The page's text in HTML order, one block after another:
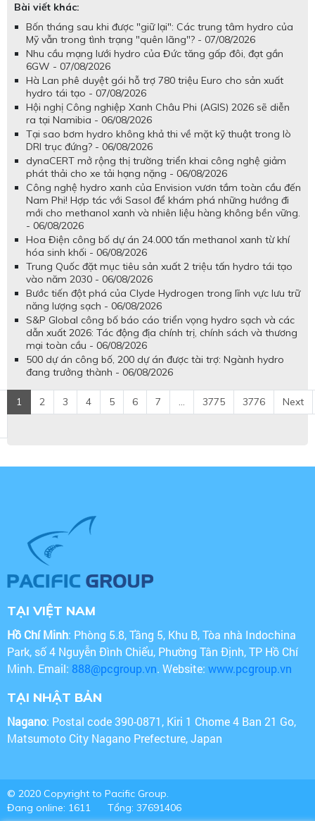
Bài viết khác:
Bốn tháng sau khi được "giữ lại": Các trung tâm hydro của
Mỹ vẫn trong tình trạng "quên lãng"? - 07/08/2026
Nhu cầu mạng lưới hydro của Đức tăng gấp đôi, đạt gần
6GW - 07/08/2026
Hà Lan phê duyệt gói hỗ trợ 780 triệu Euro cho sản xuất
hydro tái tạo - 07/08/2026
Hội nghị Công nghiệp Xanh Châu Phi (AGIS) 2026 sẽ diễn
ra tại Namibia - 06/08/2026
Tại sao bơm hydro không khả thi về mặt kỹ thuật trong lò
DRI trục đứng? - 06/08/2026
dynaCERT mở rộng thị trường triển khai công nghệ giảm
phát thải cho xe tải hạng nặng - 06/08/2026
Công nghệ hydro xanh của Envision vươn tầm toàn cầu đến
Nam Phi! Hợp tác với Sasol để khám phá những hướng đi
mới cho methanol xanh và nhiên liệu hàng không bền vững.
- 06/08/2026
Hoa Điện công bố dự án 24.000 tấn methanol xanh từ khí
hóa sinh khối - 06/08/2026
Trung Quốc đặt mục tiêu sản xuất 2 triệu tấn hydro tái tạo
vào năm 2030 - 06/08/2026
Bước tiến đột phá của Clyde Hydrogen trong lĩnh vực lưu trữ
năng lượng sạch - 06/08/2026
S&P Global công bố báo cáo triển vọng hydro sạch và các
dẫn xuất 2026: Tác động địa chính trị, chính sách và thương
mại toàn cầu - 06/08/2026
500 dự án công bố, 200 dự án được tài trợ: Ngành hydro
đang trưởng thành - 06/08/2026
1 2 3 4 5 6 7 ... 3775 3776 Next
TẠI VIỆT NAM
Hồ Chí Minh: Phòng 5.8, Tầng 5, Khu B, Tòa nhà Indochina
Park, số 4 Nguyễn Đình Chiểu, Phường Tân Định, TP Hồ Chí
Minh. Email: 888@pcgroup.vn. Website: www.pcgroup.vn
TẠI NHẬT BẢN
Nagano: Postal code 390-0871, Kiri 1 Chome 4 Ban 21 Go,
Matsumoto City Nagano Prefecture, Japan
© 2020 Copyright to Pacific Group.
Đang online: 1611
Tổng: 37691406